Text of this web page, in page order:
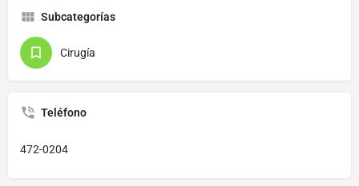
Subcategorías
Cirugía
Teléfono
472-0204